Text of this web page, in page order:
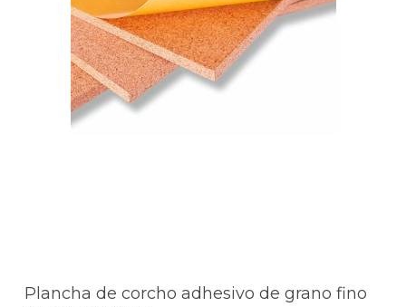
Plancha de corcho adhesivo de grano fino